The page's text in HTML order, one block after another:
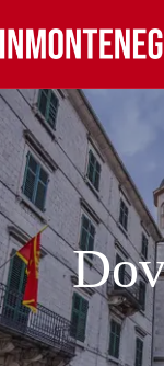
al
contenuto